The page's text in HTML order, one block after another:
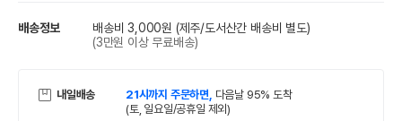
배송정보 배송비 3,000원 (제주/도서산간 배송비 별도)
(3만원 이상 무료배송)
내일배송 21시까지 주문하면, 다음날 95% 도착
(토, 일요일/공휴일 제외)